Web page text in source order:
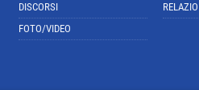
DISCORSI
FOTO/VIDEO